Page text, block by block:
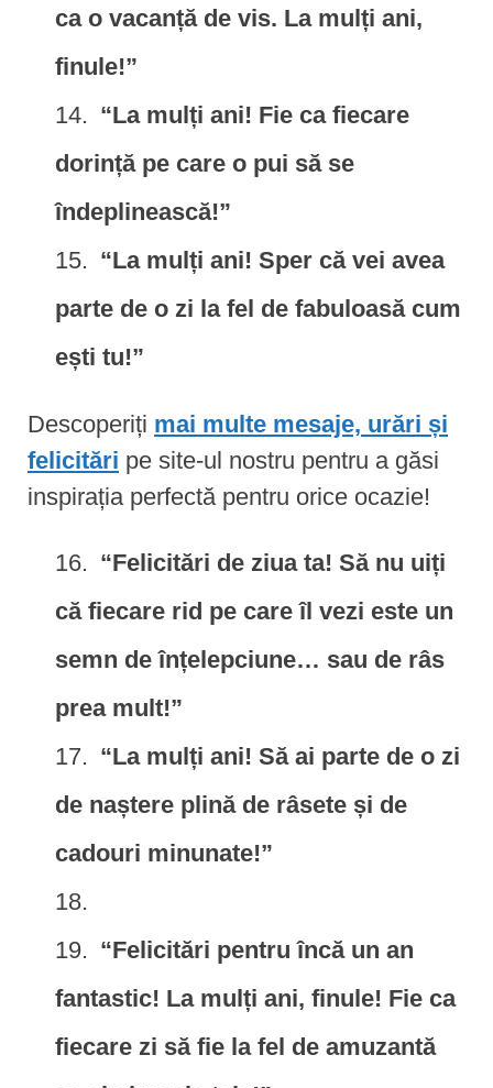
ca o vacanță de vis. La mulți ani,
finule!”
“La mulți ani! Fie ca fiecare
dorință pe care o pui să se
îndeplinească!”
“La mulți ani! Sper că vei avea
parte de o zi la fel de fabuloasă cum
ești tu!”
Descoperiți mai multe mesaje, urări și
felicitări pe site-ul nostru pentru a găsi
inspirația perfectă pentru orice ocazie!
“Felicitări de ziua ta! Să nu uiți
că fiecare rid pe care îl vezi este un
semn de înțelepciune… sau de râs
prea mult!”
“La mulți ani! Să ai parte de o zi
de naștere plină de râsete și de
cadouri minunate!”
“Felicitări pentru încă un an
fantastic! La mulți ani, finule! Fie ca
fiecare zi să fie la fel de amuzantă